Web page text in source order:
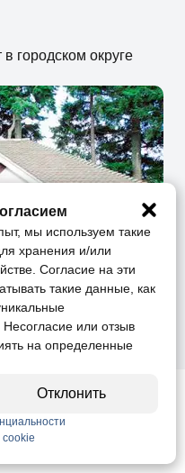
городском округе
мы используем такие
хранения и/или
Согласие на эти
такие данные, как
или отзыв
на определенные
Отклонить